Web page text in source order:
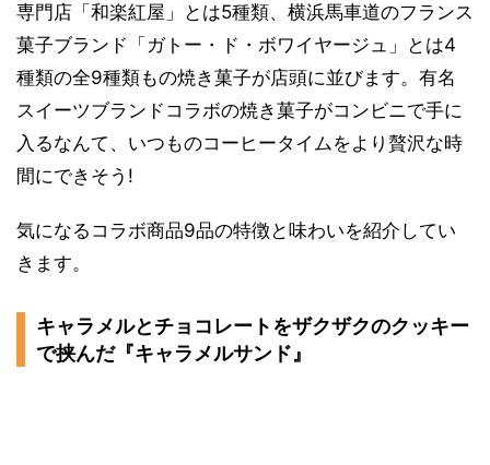
専門店「和楽紅屋」とは5種類、横浜馬車道のフランス
菓子ブランド「ガトー・ド・ボワイヤージュ」とは4
種類の全9種類もの焼き菓子が店頭に並びます。有名
スイーツブランドコラボの焼き菓子がコンビニで手に
入るなんて、いつものコーヒータイムをより贅沢な時
間にできそう!
気になるコラボ商品9品の特徴と味わいを紹介してい
きます。
キャラメルとチョコレートをザクザクのクッキー
で挟んだ『キャラメルサンド』